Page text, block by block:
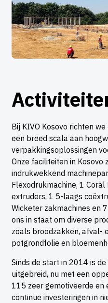
Bij KIVO Kosovo richten
een breed scala aan
verpakkingsoplossingen
Onze faciliteiten in Kosovo
indrukwekkend
Flexodrukmachine, 1
extruders, 1 5-laags
Wicketer zakmachines en
ons in staat om diverse
zoals broodzakken, afval-
potgrondfolie en
Sinds de start in 2014 is
uitgebreid, nu met een
115 zeer gemotiveerde en
continue investeringen in